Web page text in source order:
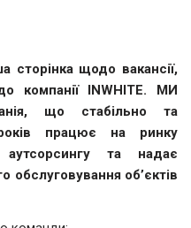
сторінка щодо вакансії,
компанії INWHITE. МИ
що стабільно та
працює на ринку
аутсорсингу та надає
обслуговування об’єктів